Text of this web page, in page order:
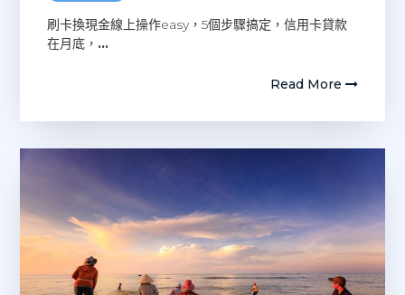
刷卡換現金線上操作easy，5個步驟搞定，信用卡貸款
在月底， …
Read More